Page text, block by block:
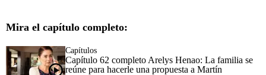
Mira el capítulo completo:
Capítulos
Capítulo 62 completo Arelys Henao: La familia se
reúne para hacerle una propuesta a Martín